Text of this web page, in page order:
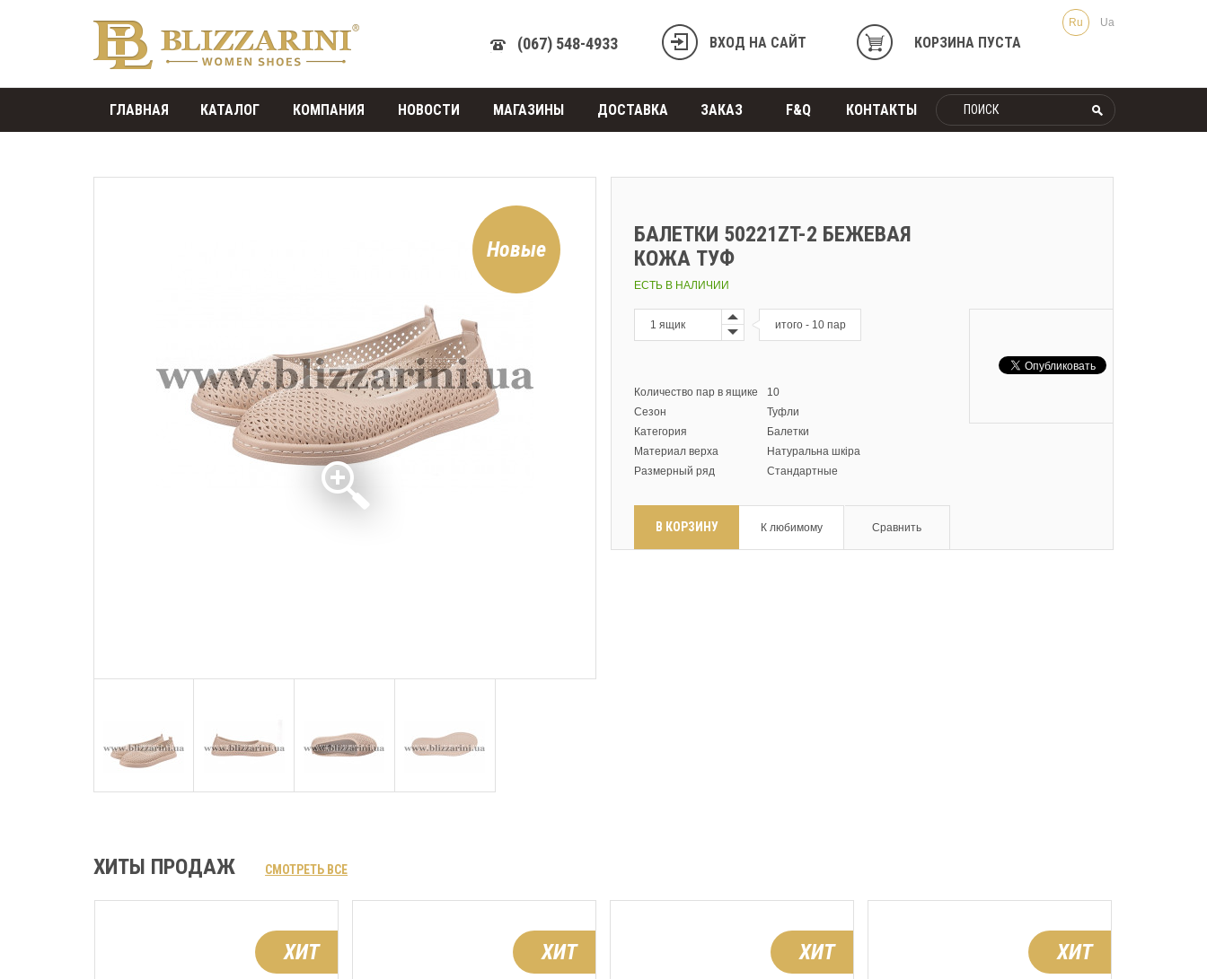
(067) 548-4933 ВХОД НА САЙТ КОРЗИНА ПУСТА
Ru Ua
ГЛАВНАЯ КАТАЛОГ КОМПАНИЯ НОВОСТИ МАГАЗИНЫ ДОСТАВКА ЗАКАЗ F&Q КОНТАКТЫ
Новые
БАЛЕТКИ 50221ZT-2 БЕЖЕВАЯ
КОЖА ТУФ
ЕСТЬ В НАЛИЧИИ
итого - 10 пар
В КОРЗИНУ
Количество пар в ящике
10
Сезон
Туфли
Категория
Балетки
Материал верха
Натуральна шкіра
Размерный ряд
Стандартные
Сравнить
К любимому
ХИТЫ ПРОДАЖ СМОТРЕТЬ ВСЕ
ХИТ ХИТ ХИТ ХИТ